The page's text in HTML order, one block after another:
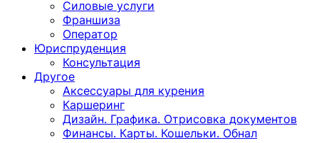
Силовые услуги
Франшиза
Оператор
Юриспруденция
Консультация
Другoе
Аксессуары для курения
Каршеринг
Дизайн. Графика. Отрисовка документов
Финансы. Карты. Кошельки. Обнал